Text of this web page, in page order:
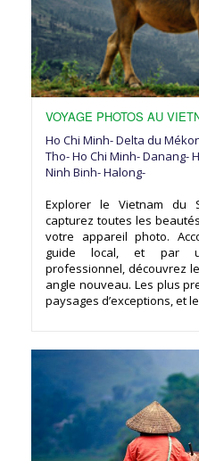
VOYAGE PHOTOS AU
Ho Chi Minh- Delta du
Tho- Ho Chi Minh- Danang-
Ninh Binh- Halong-
Explorer le Vietnam du
capturez toutes les
votre appareil photo.
guide local, et par
professionnel, découvrez
angle nouveau. Les plus
paysages d’exceptions, et